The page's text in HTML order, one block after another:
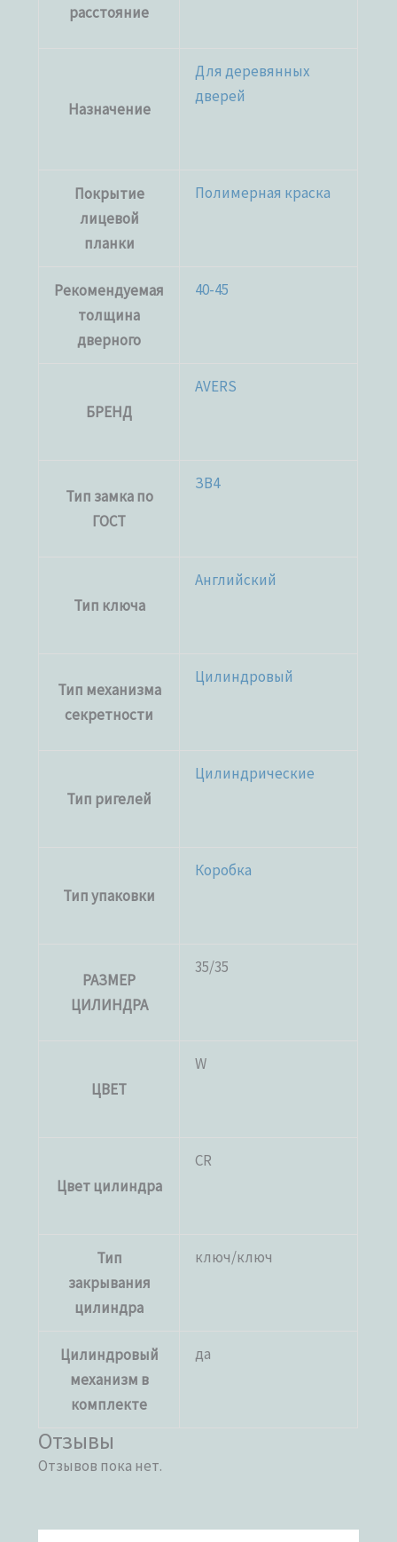
расстояние
Назначение
Для деревянных
дверей
Покрытие
лицевой
планки
Полимерная краска
Рекомендуемая
толщина
дверного
40-45
БРЕНД
AVERS
Тип замка по
ГОСТ
ЗВ4
Тип ключа
Английский
Тип механизма
секретности
Цилиндровый
Тип ригелей
Цилиндрические
Тип упаковки
Коробка
РАЗМЕР
ЦИЛИНДРА
35/35
ЦВЕТ
W
Цвет цилиндра
CR
Тип
закрывания
цилиндра
ключ/ключ
Цилиндровый
механизм в
комплекте
да
Отзывы
Отзывов пока нет.